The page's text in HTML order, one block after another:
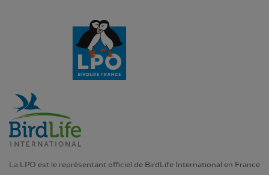
La LPO est le représentant officiel de BirdLife International en France